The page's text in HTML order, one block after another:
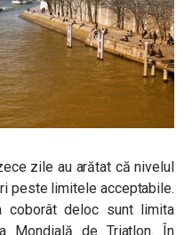
zile au arătat că nivelul
peste limitele acceptabile.
coborât deloc sunt limita
Mondială de Triatlon. În